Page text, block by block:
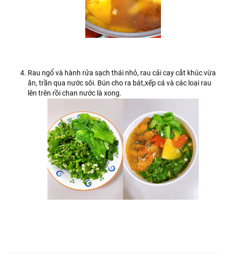
Rau ngổ và hành rửa sạch thái nhỏ, rau cải cay cắt khúc vừa
ăn, trần qua nước sôi. Bún cho ra bát,xếp cá và các loại rau
lên trên rồi chan nước là xong.